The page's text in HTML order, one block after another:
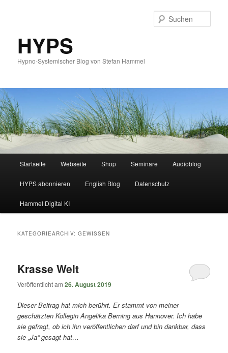
HYPS
Hypno-Systemischer Blog von Stefan Hammel
Zum
primären
Inhalt
springen
Zum
sekundären
Inhalt
springen
Startseite Webseite Shop Seminare Audioblog
HYPS abonnieren English Blog Datenschutz
Hammel Digital KI
KATEGORIEARCHIV:GEWISSEN
Krasse Welt
Veröffentlicht am26. August 2019
Dieser Beitrag hat mich berührt. Er stammt von meiner
geschätzten Kollegin Angelika Berning aus Hannover. Ich habe
sie gefragt, ob ich ihn veröffentlichen darf und bin dankbar, dass
sie „Ja“ gesagt hat…